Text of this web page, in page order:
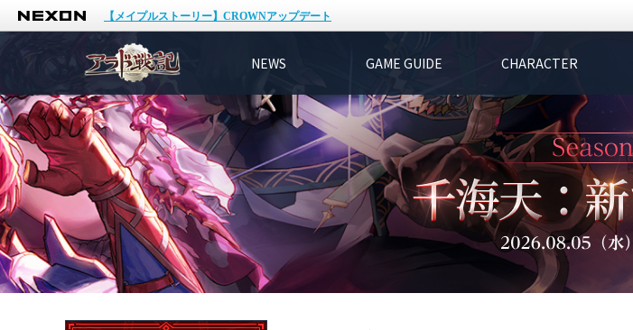
NEXON
【メイプルストーリー】CROWNアップデート
NEWS GAME GUIDE CHARACTER